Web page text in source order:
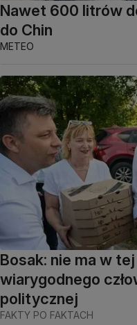
Nawet 600 litrów
do Chin
METEO
Bosak: nie ma w
wiarygodnego
politycznej
FAKTY PO FAKTACH